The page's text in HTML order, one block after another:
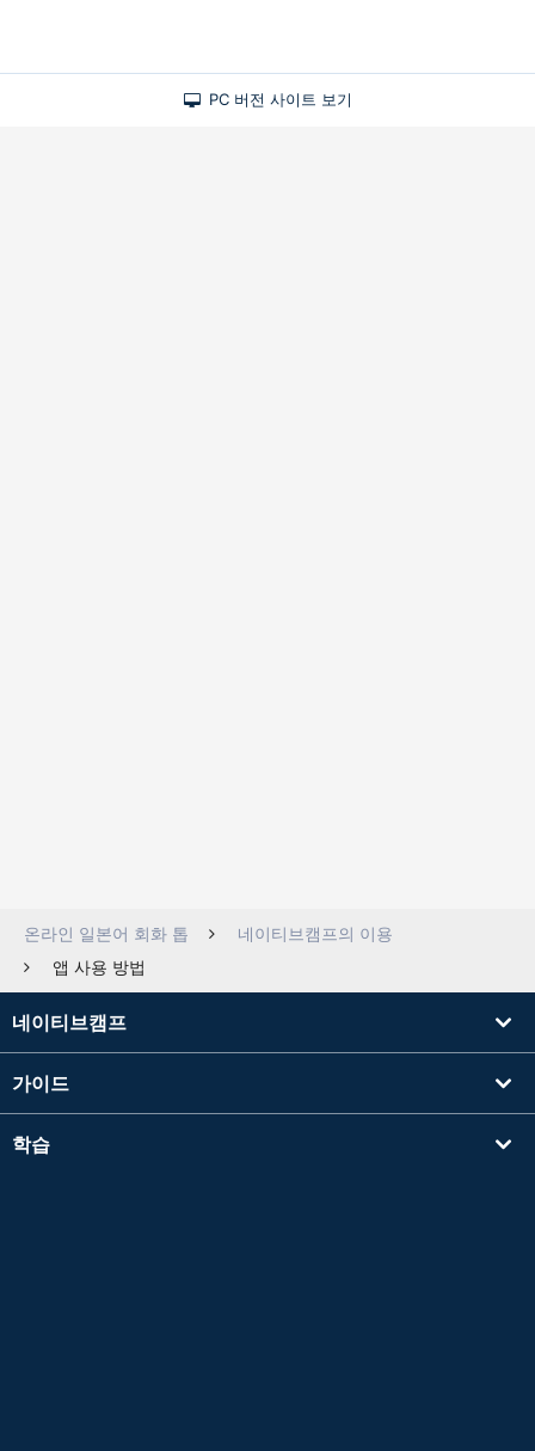
PC 버전 사이트 보기
온라인 일본어 회화 톱
네이티브캠프의 이용
앱 사용 방법
네이티브캠프
가이드
학습